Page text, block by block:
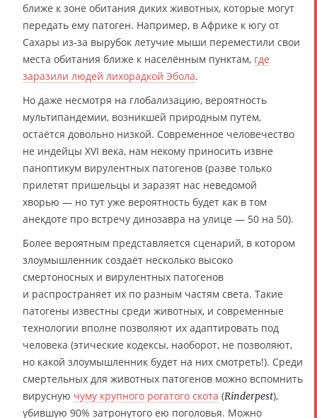
ближе к зоне обитания диких животных, которые могут
передать ему патоген. Например, в Африке к югу от
Сахары из-за вырубок летучие мыши переместили свои
места обитания ближе к населённым пунктам, где
заразили людей лихорадкой Эбола.
Но даже несмотря на глобализацию, вероятность
мультипандемии, возникшей природным путём,
остаётся довольно низкой. Современное человечество
не индейцы XVI века, нам некому приносить извне
паноптикум вирулентных патогенов (разве только
прилетят пришельцы и заразят нас неведомой
хворью — но тут уже вероятность будет как в том
анекдоте про встречу динозавра на улице — 50 на 50).
Более вероятным представляется сценарий, в котором
злоумышленник создаёт несколько высоко
смертоносных и вирулентных патогенов
и распространяет их по разным частям света. Такие
патогены известны среди животных, и современные
технологии вполне позволяют их адаптировать под
человека (этические кодексы, наоборот, не позволяют,
но какой злоумышленник будет на них смотреть!). Среди
смертельных для животных патогенов можно вспомнить
вирусную чуму крупного рогатого скота (Rinderpest),
убившую 90% затронутого ею поголовья. Можно